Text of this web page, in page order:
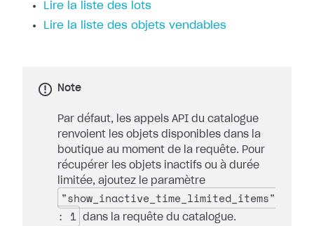
Lire la liste des lots
Lire la liste des objets vendables
Note
Par défaut, les appels API du catalogue
renvoient les objets disponibles dans la
boutique au moment de la requête. Pour
récupérer les objets inactifs ou à durée
limitée, ajoutez le paramètre
"show_inactive_time_limited_items"
: 1
dans la requête du catalogue.